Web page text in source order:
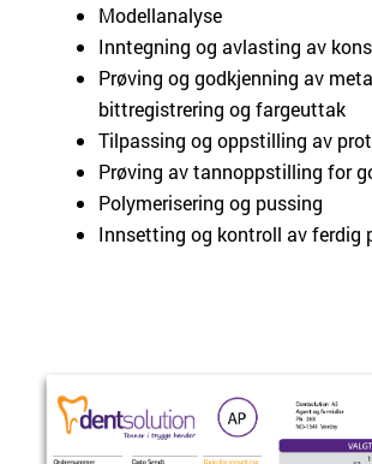
Modellanalyse
Inntegning og avlasting av
Prøving og godkjenning av
bittregistrering og fargeuttak
Tilpassing og oppstilling av
Prøving av tannoppstilling for
Polymerisering og pussing
Innsetting og kontroll av ferdig